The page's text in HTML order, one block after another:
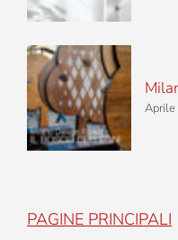
PAGINE PRINCIPALI